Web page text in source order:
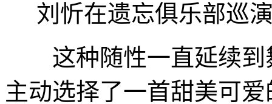
刘忻在遗忘俱乐部巡
这种随性一直延续到
主动选择了一首甜美可